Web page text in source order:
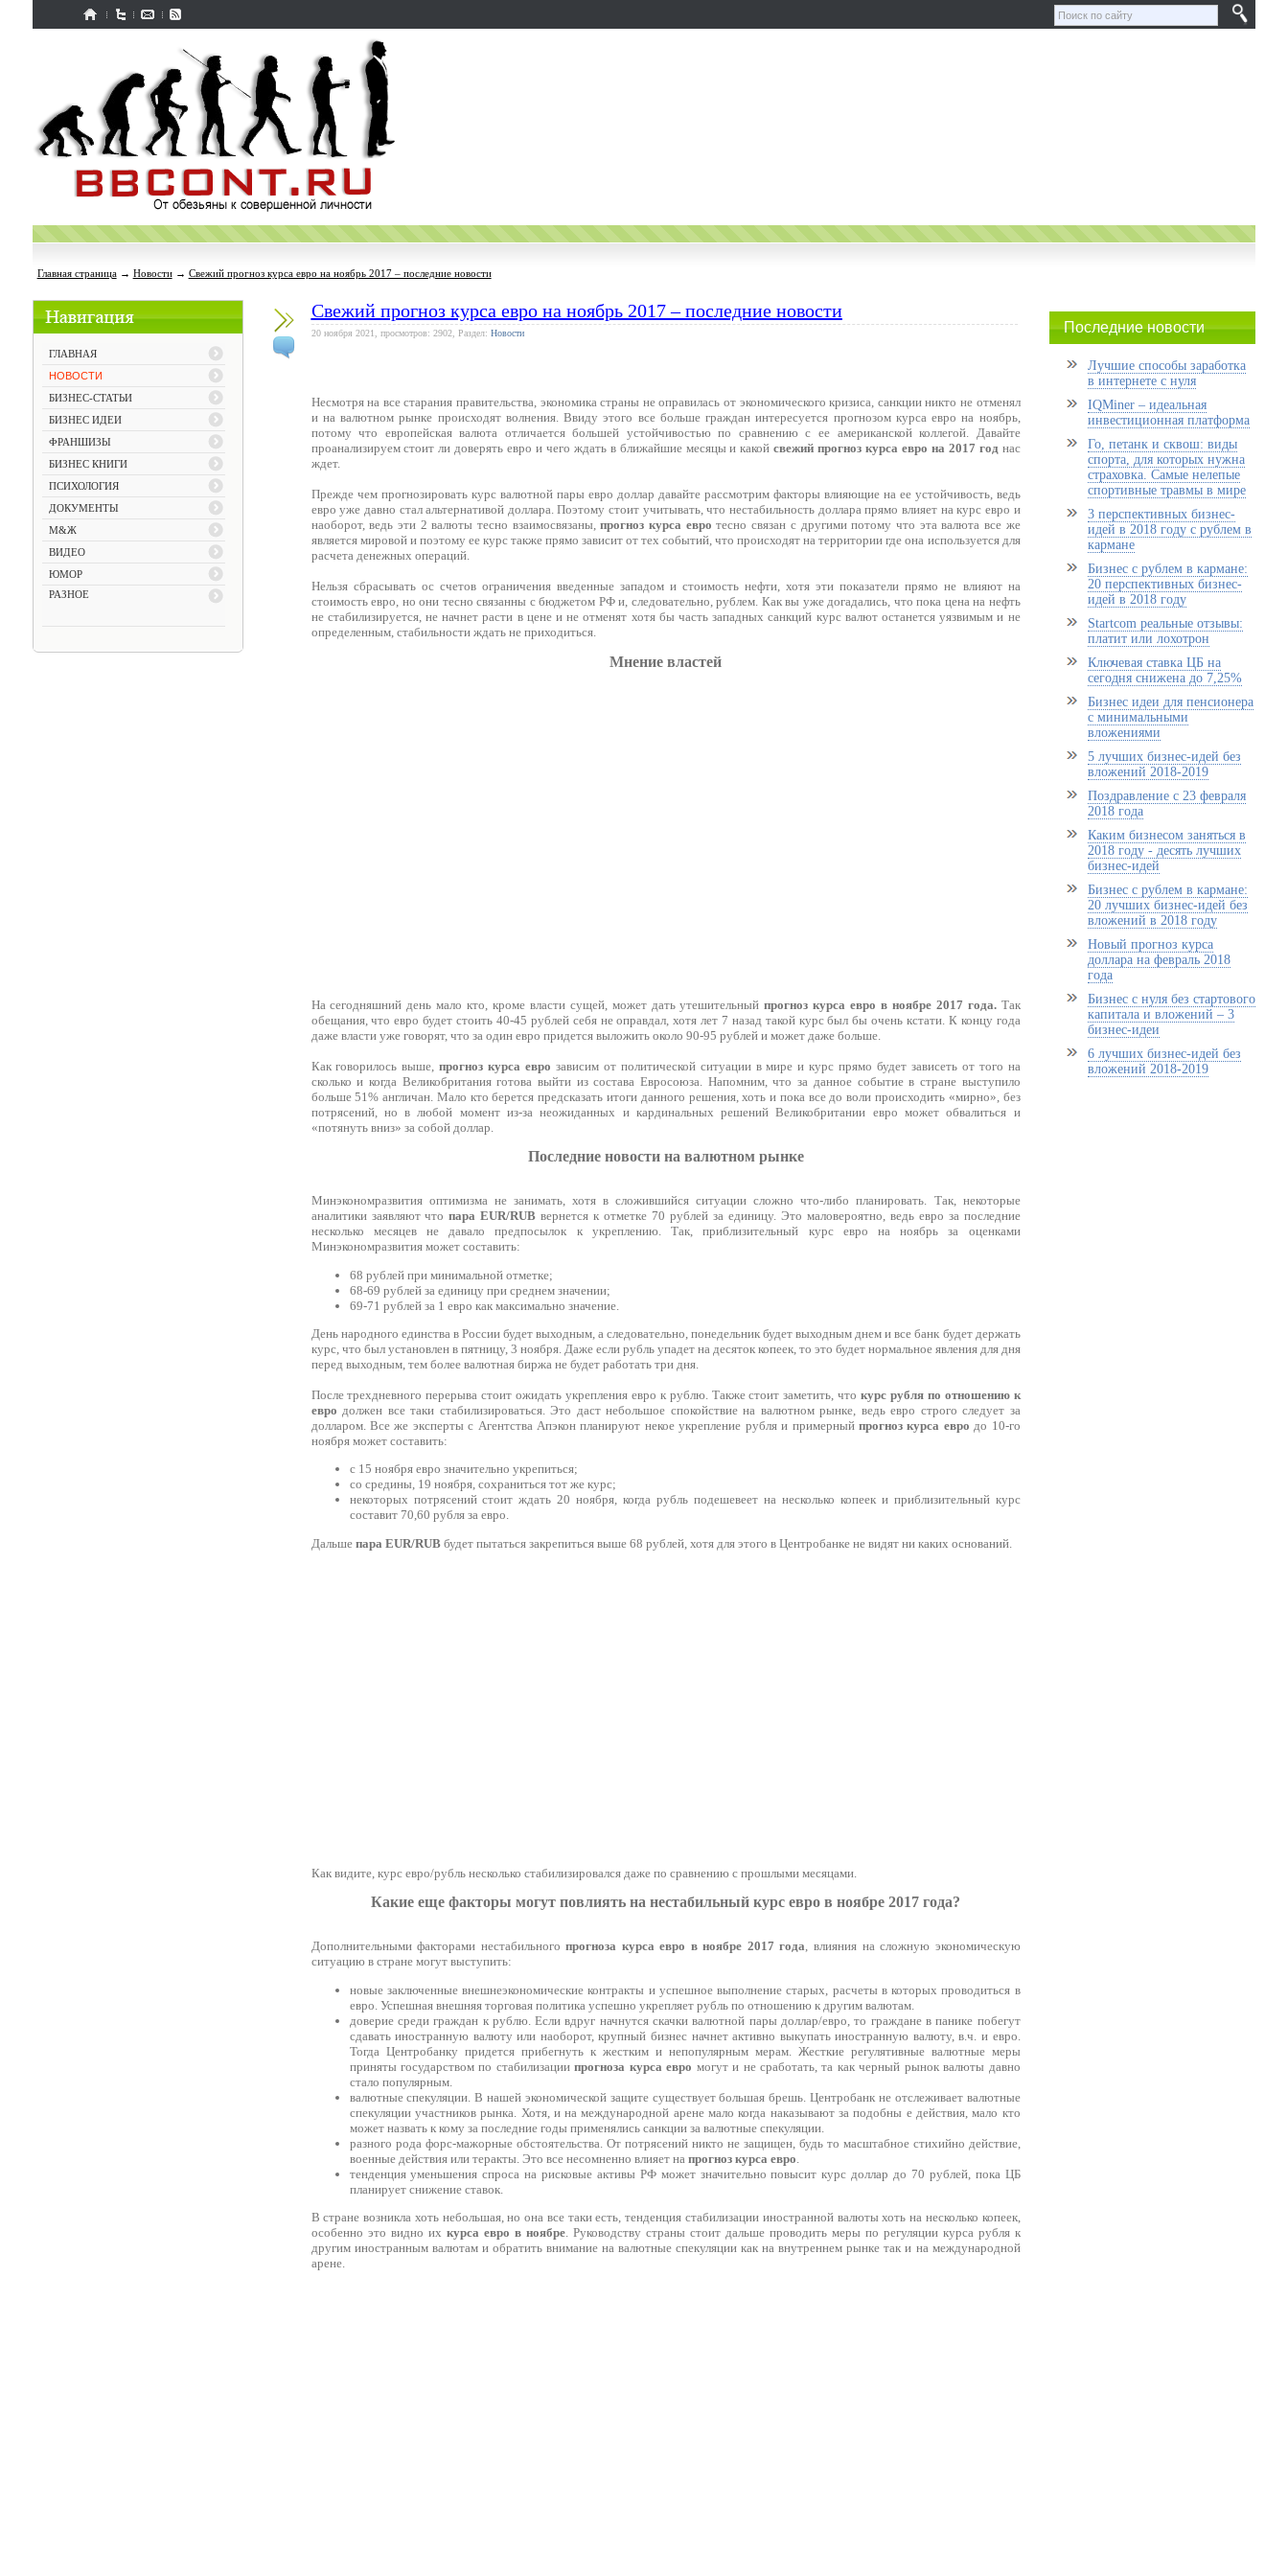
Главная страница→ Новости→ Свежий прогноз курса евро на ноябрь 2017 – последние новости
ГЛАВНАЯ
НОВОСТИ
БИЗНЕС-СТАТЬИ
БИЗНЕС ИДЕИ
ФРАНШИЗЫ
БИЗНЕС КНИГИ
ПСИХОЛОГИЯ
ДОКУМЕНТЫ
М&Ж
ВИДЕО
ЮМОР
РАЗНОЕ
Свежий прогноз курса евро на ноябрь 2017 – последние новости
20 ноября 2021, просмотров: 2902, Раздел: Новости
Несмотря на все старания правительства, экономика страны не оправилась от экономического кризиса, санкции никто не отменял
и на валютном рынке происходят волнения. Ввиду этого все больше граждан интересуется прогнозом курса евро на ноябрь,
потому что европейская валюта отличается большей устойчивостью по сравнению с ее американской коллегой. Давайте
проанализируем стоит ли доверять евро и чего ждать в ближайшие месяцы и какойсвежий прогноз курса евро на 2017 годнас
ждет.
Прежде чем прогнозировать курс валютной пары евро доллар давайте рассмотрим факторы влияющие на ее устойчивость, ведь
евро уже давно стал альтернативой доллара. Поэтому стоит учитывать, что нестабильность доллара прямо влияет на курс евро и
наоборот, ведь эти 2 валюты тесно взаимосвязаны,прогноз курса евро тесно связан с другими потому что эта валюта все же
является мировой и поэтому ее курс также прямо зависит от тех событий, что происходят на территории где она используется для
расчета денежных операций.
Нельзя сбрасывать ос счетов ограничения введенные западом и стоимость нефти, хотя эти показатели прямо не влияют на
стоимость евро, но они тесно связанны с бюджетом РФ и, следовательно, рублем. Как вы уже догадались, что пока цена на нефть
не стабилизируется, не начнет расти в цене и не отменят хотя бы часть западных санкций курс валют останется уязвимым и не
определенным, стабильности ждать не приходиться.
Мнение властей
На сегодняшний день мало кто, кроме власти сущей, может дать утешительныйпрогноз курса евро в ноябре 2017 года.Так
обещания, что евро будет стоить 40-45 рублей себя не оправдал, хотя лет 7 назад такой курс был бы очень кстати. К концу года
даже власти уже говорят, что за один евро придется выложить около 90-95 рублей и может даже больше.
Как говорилось выше,прогноз курса евро зависим от политической ситуации в мире и курс прямо будет зависеть от того на
сколько и когда Великобритания готова выйти из состава Евросоюза. Напомним, что за данное событие в стране выступило
больше 51% англичан. Мало кто берется предсказать итоги данного решения, хоть и пока все до воли происходить «мирно», без
потрясений, но в любой момент из-за неожиданных и кардинальных решений Великобритании евро может обвалиться и
«потянуть вниз» за собой доллар.
Последние новости на валютном рынке
Минэкономразвития оптимизма не занимать, хотя в сложившийся ситуации сложно что-либо планировать. Так, некоторые
аналитики заявляют чтопара EUR/RUB вернется к отметке 70 рублей за единицу. Это маловероятно, ведь евро за последние
несколько месяцев не давало предпосылок к укреплению. Так, приблизительный курс евро на ноябрь за оценками
Минэкономразвития может составить:
68 рублей при минимальной отметке;
68-69 рублей за единицу при среднем значении;
69-71 рублей за 1 евро как максимально значение.
День народного единства в России будет выходным, а следовательно, понедельник будет выходным днем и все банк будет держать
курс, что был установлен в пятницу, 3 ноября. Даже если рубль упадет на десяток копеек, то это будет нормальное явления для дня
перед выходным, тем более валютная биржа не будет работать три дня.
После трехдневного перерыва стоит ожидать укрепления евро к рублю. Также стоит заметить, чтокурс рубля по отношению к
евро должен все таки стабилизироваться. Это даст небольшое спокойствие на валютном рынке, ведь евро строго следует за
долларом. Все же эксперты с Агентства Апэкон планируют некое укрепление рубля и примерный прогноз курса евро до 10-го
ноября может составить:
с 15 ноября евро значительно укрепиться;
со средины, 19 ноября, сохраниться тот же курс;
некоторых потрясений стоит ждать 20 ноября, когда рубль подешевеет на несколько копеек и приблизительный курс
составит 70,60 рубля за евро.
Дальше пара EUR/RUBбудет пытаться закрепиться выше 68 рублей, хотя для этого в Центробанке не видят ни каких оснований.
Как видите, курс евро/рубль несколько стабилизировался даже по сравнению с прошлыми месяцами.
Какие еще факторы могут повлиять на нестабильный курс евро в ноябре 2017 года?
Дополнительными факторами нестабильногопрогноза курса евро в ноябре 2017 года, влияния на сложную экономическую
ситуацию в стране могут выступить:
новые заключенные внешнеэкономические контракты и успешное выполнение старых, расчеты в которых проводиться в
евро. Успешная внешняя торговая политика успешно укрепляет рубль по отношению к другим валютам.
доверие среди граждан к рублю. Если вдруг начнутся скачки валютной пары доллар/евро, то граждане в панике побегут
сдавать иностранную валюту или наоборот, крупный бизнес начнет активно выкупать иностранную валюту, в.ч. и евро.
Тогда Центробанку придется прибегнуть к жестким и непопулярным мерам. Жесткие регулятивные валютные меры
приняты государством по стабилизациипрогноза курса евро могут и не сработать, та как черный рынок валюты давно
стало популярным.
валютные спекуляции. В нашей экономической защите существует большая брешь. Центробанк не отслеживает валютные
спекуляции участников рынка. Хотя, и на международной арене мало когда наказывают за подобны е действия, мало кто
может назвать к кому за последние годы применялись санкции за валютные спекуляции.
разного рода форс-мажорные обстоятельства. От потрясений никто не защищен, будь то масштабное стихийно действие,
военные действия или теракты. Это все несомненно влияет на прогноз курса евро
тенденция уменьшения спроса на рисковые активы РФ может значительно повысит курс доллар до 70 рублей, пока ЦБ
планирует снижение ставок.
В стране возникла хоть небольшая, но она все таки есть, тенденция стабилизации иностранной валюты хоть на несколько копеек,
особенно это видно их курса евро в ноябре. Руководству страны стоит дальше проводить меры по регуляции курса рубля к
другим иностранным валютам и обратить внимание на валютные спекуляции как на внутреннем рынке так и на международной
арене.
Последние новости
Лучшие способы заработка
в интернете с нуля
IQMiner – идеальная
инвестиционная платформа
Го, петанк и сквош: виды
спорта, для которых нужна
страховка. Самые нелепые
спортивные травмы в мире
3 перспективных бизнес-
идей в 2018 году с рублем в
кармане
Бизнес с рублем в кармане:
20 перспективных бизнес-
идей в 2018 году
Startcom реальные отзывы:
платит или лохотрон
Ключевая ставка ЦБ на
сегодня снижена до 7,25%
Бизнес идеи для пенсионера
с минимальными
вложениями
5 лучших бизнес-идей без
вложений 2018-2019
Поздравление с 23 февраля
2018 года
Каким бизнесом заняться в
2018 году - десять лучших
бизнес-идей
Бизнес с рублем в кармане:
20 лучших бизнес-идей без
вложений в 2018 году
Новый прогноз курса
доллара на февраль 2018
года
Бизнес с нуля без стартового
капитала и вложений – 3
бизнес-идеи
6 лучших бизнес-идей без
вложений 2018-2019